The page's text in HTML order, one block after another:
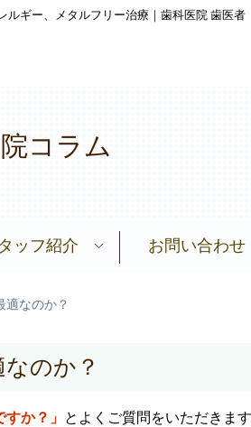
ルギー、メタルフリー治療｜歯科医院 歯医者
コラム
ッフ紹介 お問い合わせ
適なのか？
のか？
か？」 とよくご質問をいただきます